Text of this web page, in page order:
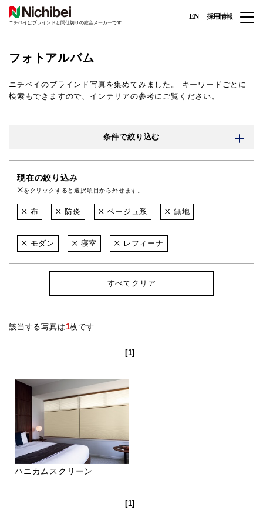
ニチベイはブラインドと間仕切りの総合メーカーです
EN 採用情報
フォトアルバム
ニチベイのブラインド写真を集めてみました。
キーワードごとに
検索もできますので、インテリアの参考にご覧ください。
条件で絞り込む
現在の絞り込み
をクリックすると選択項目から外せます。
布 防炎 ベージュ系 無地
モダン 寝室 レフィーナ
すべてクリア
該当する写真は1枚です
[1]
ハニカムスクリーン
[1]